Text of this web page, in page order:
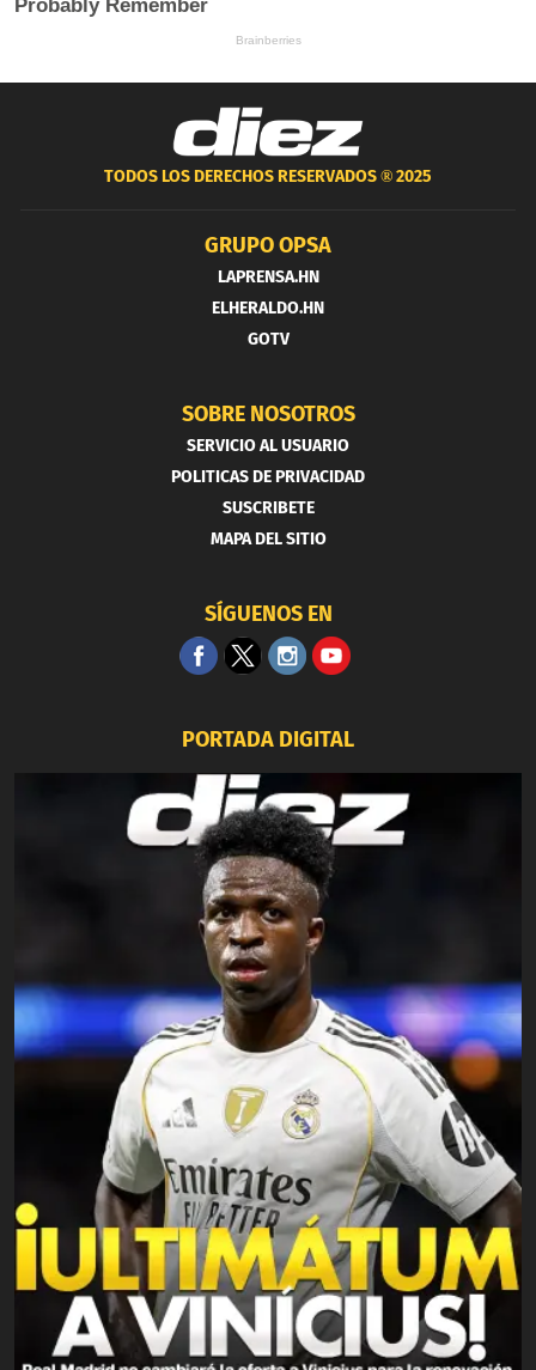
TODOS LOS DERECHOS RESERVADOS ®2025
GRUPO OPSA
LAPRENSA.HN
ELHERALDO.HN
GOTV
SOBRE NOSOTROS
SERVICIO AL USUARIO
POLITICAS DE PRIVACIDAD
SUSCRIBETE
MAPA DEL SITIO
SÍGUENOS EN
PORTADA DIGITAL